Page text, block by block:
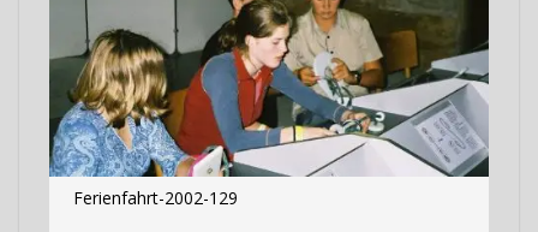
Ferienfahrt-2002-129